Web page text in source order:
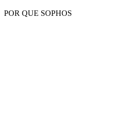
POR QUE SOPHOS